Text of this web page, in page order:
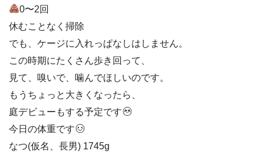
0〜2回
休むことなく掃除
でも、ケージに入れっぱなしはしません。
この時期にたくさん歩き回って、
見て、嗅いで、噛んでほしいのです。
もうちょっと大きくなったら、
庭デビューもする予定です
今日の体重です
なつ(仮名、長男) 1745g